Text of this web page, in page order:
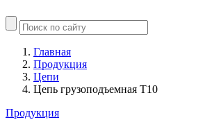
Главная
Продукция
Цепи
Цепь грузоподъемная Т10
Продукция